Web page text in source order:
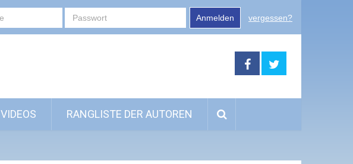
Anmelden vergessen?
VIDEOS RANGLISTE DER AUTOREN